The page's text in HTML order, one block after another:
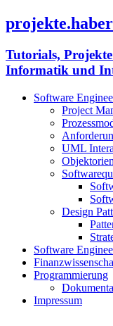
Tutorials,
Informatik und
Software
Project
UML
Design
Software
Programmierung
Impressum